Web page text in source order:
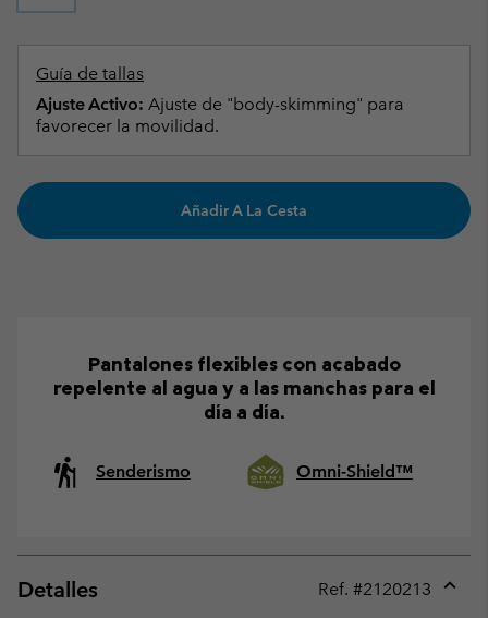
Guía de tallas
Ajuste Activo: Ajuste de "body-skimming" para
favorecer la movilidad.
Añadir A La Cesta
Pantalones flexibles con acabado
repelente al agua y a las manchas para el
día a día.
Senderismo Omni-Shield™
Detalles Ref. #2120213